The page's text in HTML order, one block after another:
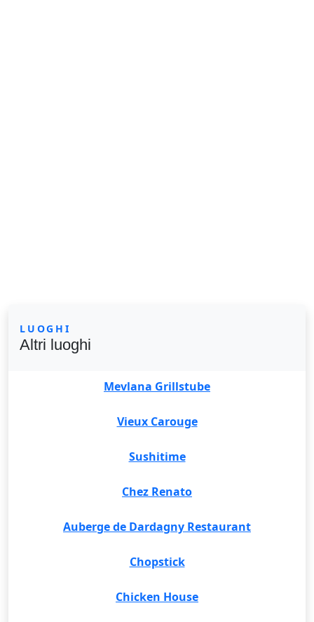
LUOGHI
Altri luoghi
Mevlana Grillstube
Vieux Carouge
Sushitime
Chez Renato
Auberge de Dardagny Restaurant
Chopstick
Chicken House